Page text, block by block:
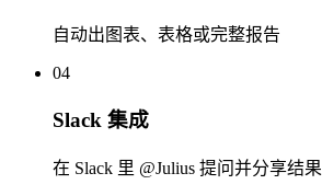
自动出图表、表格或完整报告
04
Slack 集成
在 Slack 里 @Julius 提问并分享结果